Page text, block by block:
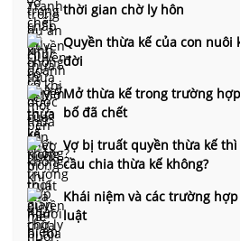
thời gian chờ ly hôn
Quyền thừa kế của con nuôi
đời
Mở thừa kế trong trường
bố đã chết
Vợ bị truất quyền thừa kế
cầu chia thừa kế không?
Khái niệm và các trường
luật